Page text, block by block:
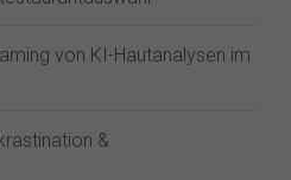
von KI-Hautanalysen im
&